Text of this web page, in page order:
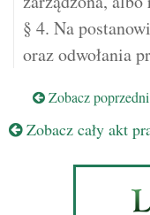
§ 4. Na
oraz odwołania
Zobacz
Zobacz cały akt